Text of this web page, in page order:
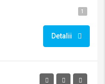
1
Detalii